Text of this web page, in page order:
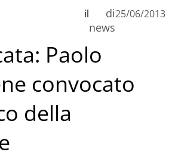
di
news
il 25/06/2013
Paolo
convocato
della